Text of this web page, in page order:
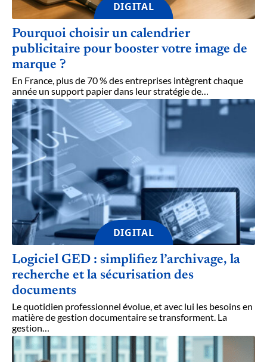
DIGITAL
Pourquoi choisir un calendrier
publicitaire pour booster votre image de
marque ?
En France, plus de 70 % des entreprises intègrent chaque
année un support papier dans leur stratégie de…
DIGITAL
Logiciel GED : simplifiez l’archivage, la
recherche et la sécurisation des
documents
Le quotidien professionnel évolue, et avec lui les besoins en
matière de gestion documentaire se transforment. La
gestion…